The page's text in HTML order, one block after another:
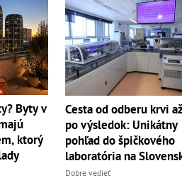
Byty v
ktorý
Cesta od odberu krvi
po výsledok: Unikátny
pohľad do špičkového
laboratória na
Dobre vedieť